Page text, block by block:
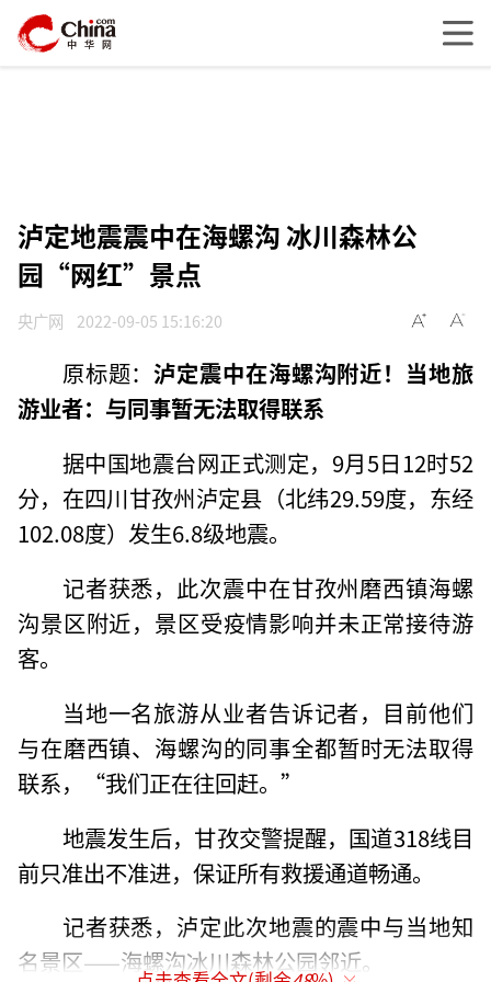
泸定地震震中在海螺沟 冰川森林公
园“网红”景点
央广网 2022-09-05 15:16:20
原标题：泸定震中在海螺沟附近！当地旅
游业者：与同事暂无法取得联系
据中国地震台网正式测定，9月5日12时52
分，在四川甘孜州泸定县（北纬29.59度，东经
102.08度）发生6.8级地震。
记者获悉，此次震中在甘孜州磨西镇海螺
沟景区附近，景区受疫情影响并未正常接待游
客。
当地一名旅游从业者告诉记者，目前他们
与在磨西镇、海螺沟的同事全都暂时无法取得
联系，“我们正在往回赶。”
地震发生后，甘孜交警提醒，国道318线目
前只准出不准进，保证所有救援通道畅通。
记者获悉，泸定此次地震的震中与当地知
名景区——海螺沟冰川森林公园邻近。